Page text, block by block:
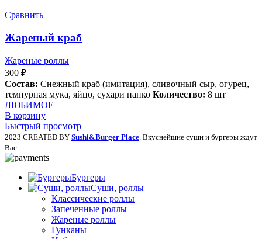
Сравнить
Жареный краб
Жареные роллы
300 ₽
Состав: Снежный краб (имитация), сливочный сыр, огурец,
темпурная мука, яйцо, сухари панко Количество: 8 шт
ЛЮБИМОЕ
В корзину
Быстрый просмотр
2023 CREATED BY Sushi&Burger Place . Вкуснейшие суши и бургеры ждут
Вас.
Бургеры
Суши, роллы
Классические роллы
Запеченные роллы
Жареные роллы
Гунканы